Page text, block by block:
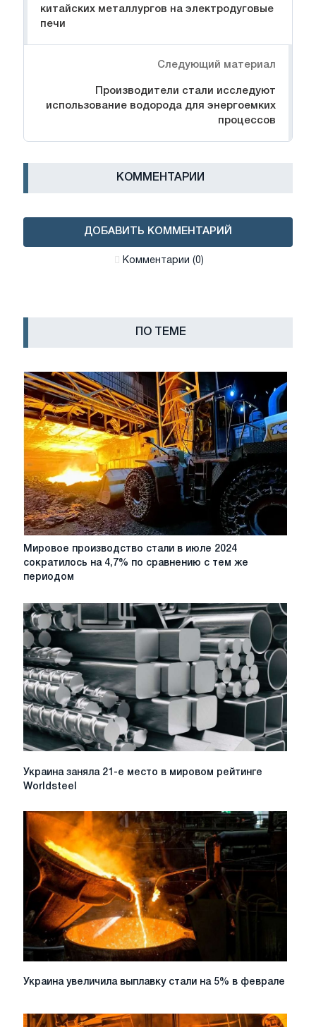
китайских металлургов на электродуговые
печи
Следующий материал
Производители стали исследуют
использование водорода для энергоемких
процессов
КОММЕНТАРИИ
ДОБАВИТЬ КОММЕНТАРИЙ
Комментарии (0)
ПО ТЕМЕ
Мировое
стали
июле
2024
сократилось
на
4,7%
по
сравнению
с
тем
же
периодом
года
Мировое производство стали в июле 2024
сократилось на 4,7% по сравнению с тем же
периодом
Украина
заняла
е
место
в
мировом
рейтинге
Worldsteel
Украина заняла 21-е место в мировом рейтинге
Worldsteel
Украина
стали
Украина увеличила выплавку стали на 5% в феврале